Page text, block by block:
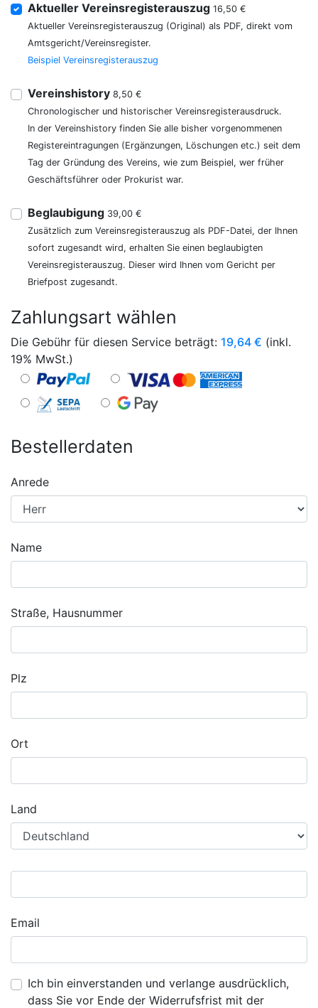
Aktueller Vereinsregisterauszug 16,50 €
Aktueller Vereinsregisterauszug (Original) als PDF, direkt vom
Amtsgericht/Vereinsregister.
Beispiel Vereinsregisterauszug
Vereinshistory 8,50 €
Chronologischer und historischer Vereinsregisterausdruck.
In der Vereinshistory finden Sie alle bisher vorgenommenen
Registereintragungen (Ergänzungen, Löschungen etc.) seit dem
Tag der Gründung des Vereins, wie zum Beispiel, wer früher
Geschäftsführer oder Prokurist war.
Beglaubigung 39,00 €
Zusätzlich zum Vereinsregisterauszug als PDF-Datei, der Ihnen
sofort zugesandt wird, erhalten Sie einen beglaubigten
Vereinsregisterauszug. Dieser wird Ihnen vom Gericht per
Briefpost zugesandt.
Zahlungsart wählen
Die Gebühr für diesen Service beträgt: 19,64 € (inkl.
19% MwSt.)
Bestellerdaten
Anrede
Name
Straße, Hausnummer
Plz
Ort
Land
Email
Ich bin einverstanden und verlange ausdrücklich,
dass Sie vor Ende der Widerrufsfrist mit der